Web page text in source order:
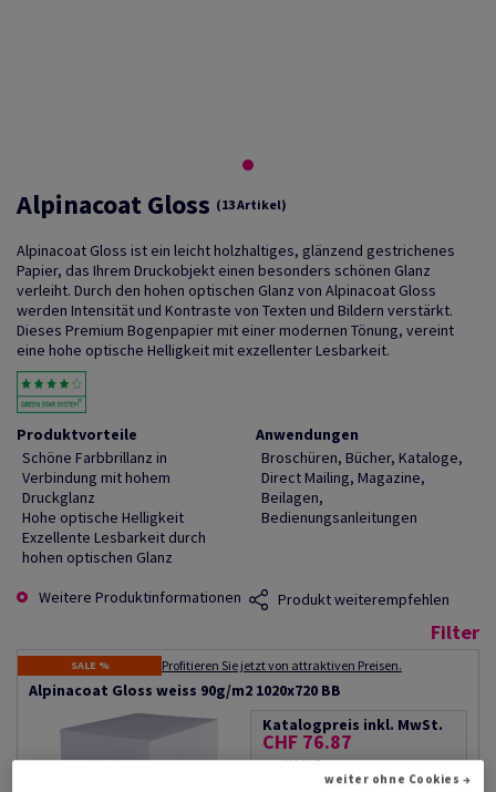
Alpinacoat Gloss (13 Artikel)
Alpinacoat Gloss ist ein leicht holzhaltiges, glänzend gestrichenes
Papier, das Ihrem Druckobjekt einen besonders schönen Glanz
verleiht. Durch den hohen optischen Glanz von Alpinacoat Gloss
werden Intensität und Kontraste von Texten und Bildern verstärkt.
Dieses Premium Bogenpapier mit einer modernen Tönung, vereint
eine hohe optische Helligkeit mit exzellenter Lesbarkeit.
Produktvorteile
Schöne Farbbrillanz in
Verbindung mit hohem
Druckglanz
Hohe optische Helligkeit
Exzellente Lesbarkeit durch
hohen optischen Glanz
Anwendungen
Broschüren, Bücher, Kataloge,
Direct Mailing, Magazine,
Beilagen,
Bedienungsanleitungen
Weitere Produktinformationen Produkt weiterempfehlen
Filter
SALE % Profitieren Sie jetzt von attraktiven Preisen.
Alpinacoat Gloss weiss 90g/m2 1020x720 BB
Katalogpreis inkl. MwSt.
CHF 76.87
pro 1'000 Bogen
weiter ohne Cookies →